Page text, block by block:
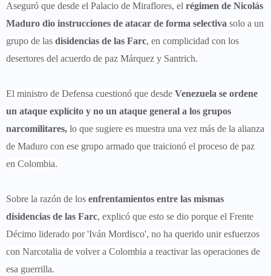
Aseguró que desde el Palacio de Miraflores, el régimen de Nicolás
Maduro dio instrucciones de atacar de forma selectiva solo a un
grupo de las disidencias de las Farc, en complicidad con los
desertores del acuerdo de paz Márquez y Santrich.
El ministro de Defensa cuestionó que desde Venezuela se ordene
un ataque explícito y no un ataque general a los grupos
narcomilitares, lo que sugiere es muestra una vez más de la alianza
de Maduro con ese grupo armado que traicionó el proceso de paz
en Colombia.
Sobre la razón de los enfrentamientos entre las mismas
disidencias de las Farc, explicó que esto se dio porque el Frente
Décimo liderado por 'Iván Mordisco', no ha querido unir esfuerzos
con Narcotalia de volver a Colombia a reactivar las operaciones de
esa guerrilla.